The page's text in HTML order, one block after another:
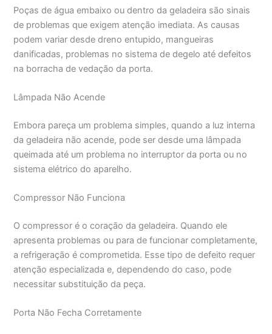
Poças de água embaixo ou dentro da geladeira são sinais
de problemas que exigem atenção imediata. As causas
podem variar desde dreno entupido, mangueiras
danificadas, problemas no sistema de degelo até defeitos
na borracha de vedação da porta.
Lâmpada Não Acende
Embora pareça um problema simples, quando a luz interna
da geladeira não acende, pode ser desde uma lâmpada
queimada até um problema no interruptor da porta ou no
sistema elétrico do aparelho.
Compressor Não Funciona
O compressor é o coração da geladeira. Quando ele
apresenta problemas ou para de funcionar completamente,
a refrigeração é comprometida. Esse tipo de defeito requer
atenção especializada e, dependendo do caso, pode
necessitar substituição da peça.
Porta Não Fecha Corretamente